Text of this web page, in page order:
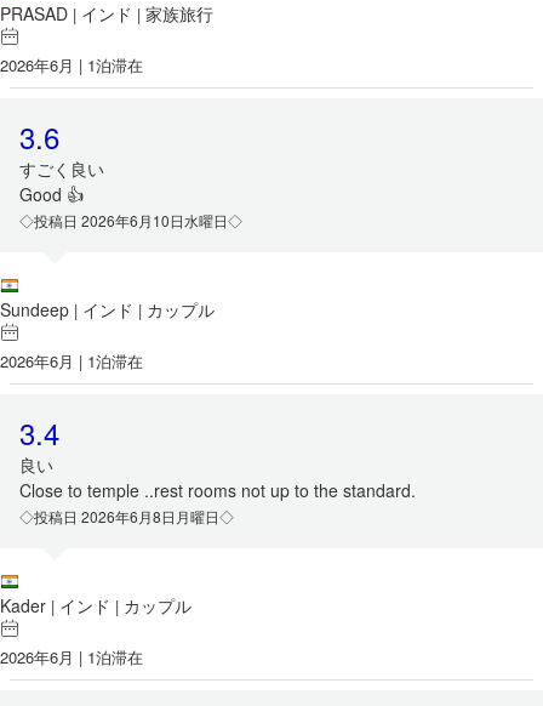
PRASAD | インド | 家族旅行
2026年6月 | 1泊滞在
3.6
すごく良い
Good 👍
◇投稿日 2026年6月10日水曜日◇
Sundeep | インド | カップル
2026年6月 | 1泊滞在
3.4
良い
Close to temple ..rest rooms not up to the standard.
◇投稿日 2026年6月8日月曜日◇
Kader | インド | カップル
2026年6月 | 1泊滞在